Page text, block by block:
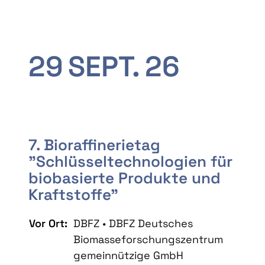
29SEPT. 26
7. Bioraffinerietag
"Schlüsseltechnologien für
biobasierte Produkte und
Kraftstoffe"
Vor Ort: DBFZ • DBFZ Deutsches
Biomasseforschungszentrum
gemeinnützige GmbH